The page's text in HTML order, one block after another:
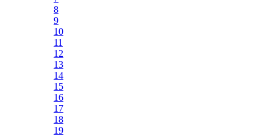
8
9
10
11
12
13
14
15
16
17
18
19